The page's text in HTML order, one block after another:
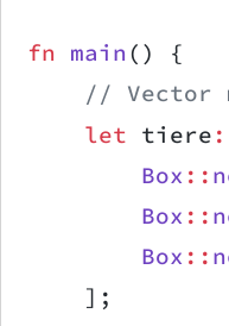
fn main () {
// Vector
    let
tiere :
        Box
::
        Box
::
        Box
::
    ];